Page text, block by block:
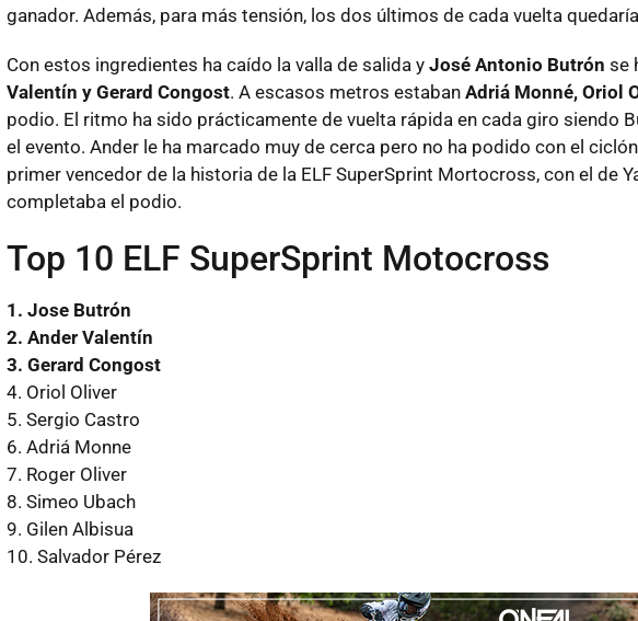
ganador. Además, para más tensión, los dos últimos de cada vuelta
Con estos ingredientes ha caído la valla de salida y José Antonio Butrón se
Valentín y Gerard Congost. A escasos metros estaban Adriá Monné, Oriol
podio. El ritmo ha sido prácticamente de vuelta rápida en cada giro siendo
el evento. Ander le ha marcado muy de cerca pero no ha podido con el
primer vencedor de la historia de la ELF SuperSprint Mortocross, con el de
completaba el podio.
Top 10 ELF SuperSprint Motocross
1. Jose Butrón
2. Ander Valentín
3. Gerard Congost
4. Oriol Oliver
5. Sergio Castro
6. Adriá Monne
7. Roger Oliver
8. Simeo Ubach
9. Gilen Albisua
10. Salvador Pérez